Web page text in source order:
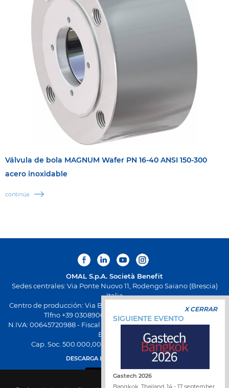
Válvula de bola MAGNUM Wafer PN 16-40 ANSI 150-300
acero inoxidable
continúa
OMAL S.p.A. Società Benefit
Sedes centrales: Via Ponte Nuovo 11, Rodengo Saiano (Brescia)
Italia
Centro de producción: Via Brognolo 12, Passirano (Brescia) Italia
Tlfno +39 0308900145 Fax +39 0308900423
N.IVA: 00645720988 - Fiscal Code: 01661640175 - Inscripción REA
BS-258271
Cap. Soc. 500.000,00 € totalmente desembolsado
DESCARGA LA NUEVA APP OMAL
X CERRAR
SIGUIENTE EVENTO
Gastech 2026
Bangkok, Thailand, 14 - 17 september